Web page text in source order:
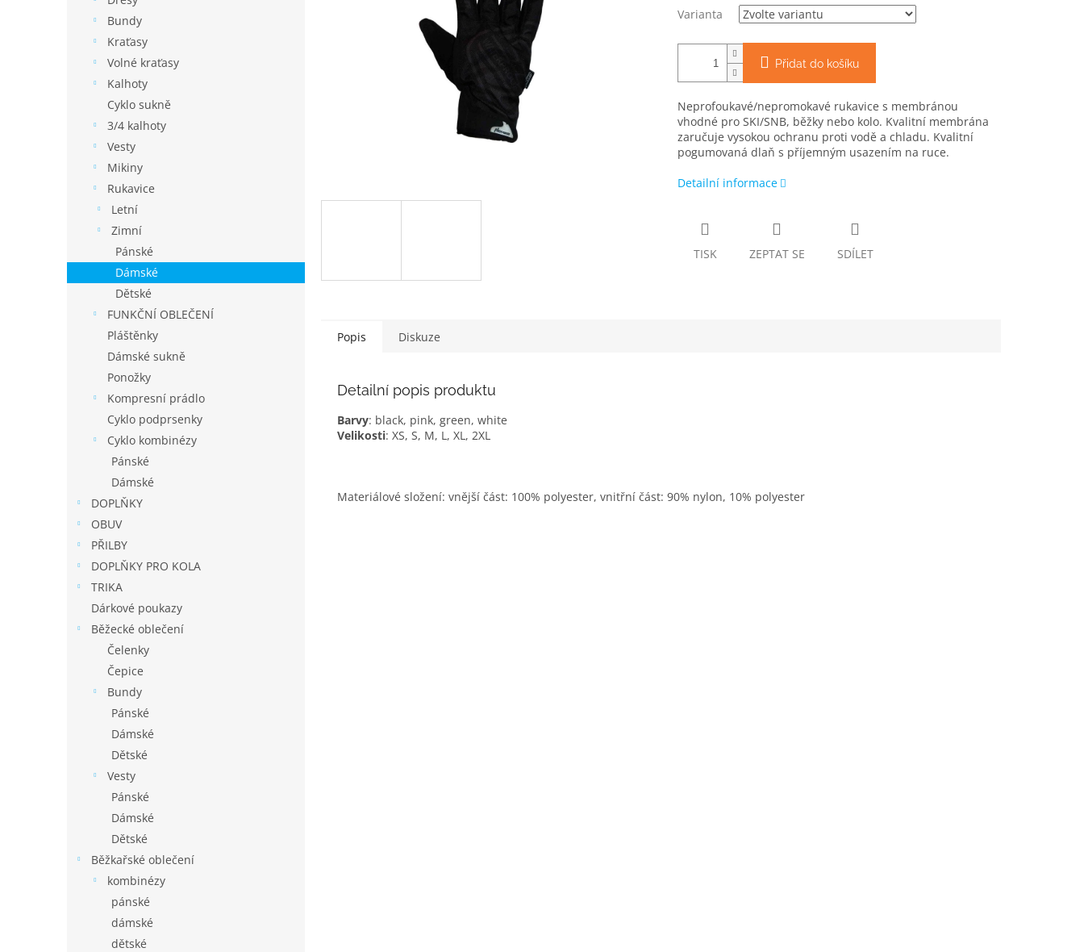
Bundy
Kraťasy
Volné kraťasy
Kalhoty
Cyklo sukně
3/4 kalhoty
Vesty
Mikiny
Rukavice
Letní
Zimní
Pánské
Dámské
Dětské
FUNKČNÍ OBLEČENÍ
Pláštěnky
Dámské sukně
Ponožky
Kompresní prádlo
Cyklo podprsenky
Cyklo kombinézy
Pánské
Dámské
DOPLŇKY
OBUV
PŘILBY
DOPLŇKY PRO KOLA
TRIKA
Dárkové poukazy
Běžecké oblečení
Čelenky
Čepice
Bundy
Pánské
Dámské
Dětské
Vesty
Pánské
Dámské
Dětské
Běžkařské oblečení
kombinézy
pánské
dámské
dětské
Varianta
Přidat do košíku
Neprofoukavé/nepromokavé rukavice s membránou
vhodné pro SKI/SNB, běžky nebo kolo. Kvalitní membrána
zaručuje vysokou ochranu proti vodě a chladu. Kvalitní
pogumovaná dlaň s příjemným usazením na ruce.
Detailní informace
TISK ZEPTAT SE SDÍLET
Popis Diskuze
Detailní popis produktu
Barvy: black, pink, green, white
Velikosti: XS, S, M, L, XL, 2XL
Materiálové složení: vnější část: 100% polyester, vnitřní část: 90% nylon, 10% polyester